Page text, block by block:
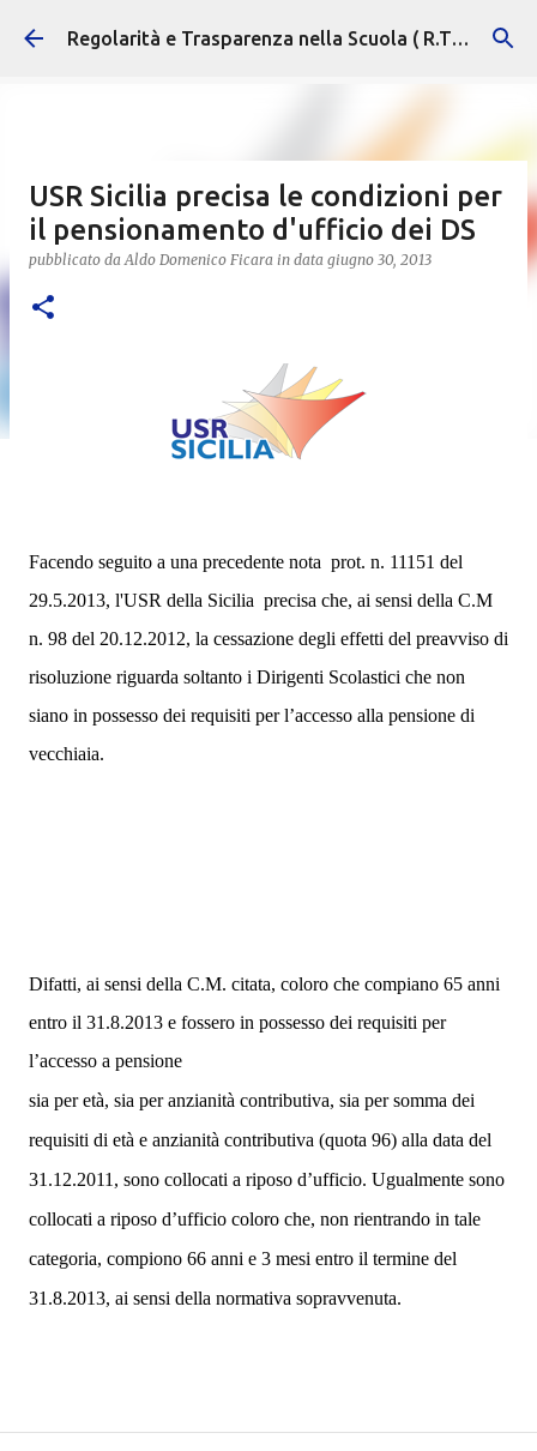
Passa ai contenuti principali Regolarità e Trasparenza nella Scuola ( R.T.S. )
USR Sicilia precisa le condizioni per
il pensionamento d'ufficio dei DS
pubblicato daAldo Domenico Ficara in data giugno 30, 2013
Facendo seguito a una precedente nota prot. n. 11151 del
29.5.2013, l'USR della Sicilia precisa che, ai sensi della C.M
n. 98 del 20.12.2012, la cessazione degli effetti del preavviso di
risoluzione riguarda soltanto i Dirigenti Scolastici che non
siano in possesso dei requisiti per l’accesso alla pensione di
vecchiaia.
Difatti, ai sensi della C.M. citata, coloro che compiano 65 anni
entro il 31.8.2013 e fossero in possesso dei requisiti per
l’accesso a pensione
sia per età, sia per anzianità contributiva, sia per somma dei
requisiti di età e anzianità contributiva (quota 96) alla data del
31.12.2011 , sono collocati a riposo d’ufficio. Ugualmente sono
collocati a riposo d’ufficio coloro che, non rientrando in tale
categoria, compiono 66 anni e 3 mesi entro il termine del
31.8.2013, ai sensi della normativa sopravvenuta.